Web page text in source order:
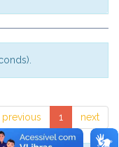
previous 1 next